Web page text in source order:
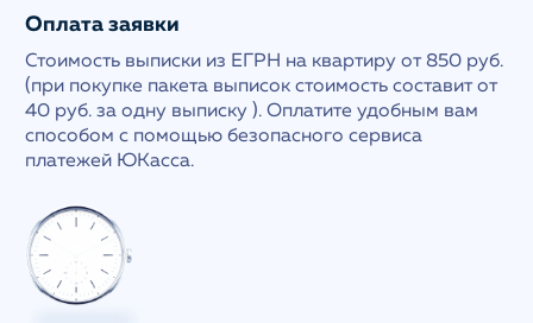
Оплата заявки
Стоимость выписки из ЕГРН на квартиру от 850 руб.
(при покупке пакета выписок стоимость составит от
40 руб. за одну выписку ). Оплатите удобным вам
способом с помощью безопасного сервиса
платежей ЮКасса.